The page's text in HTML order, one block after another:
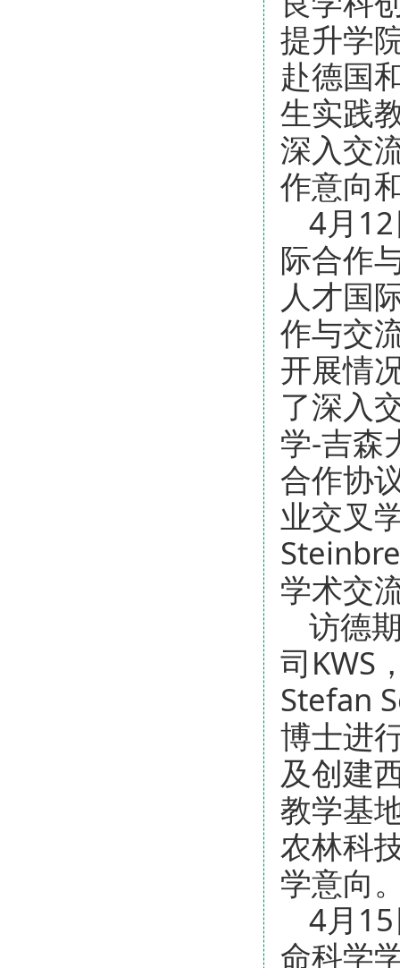
提升学
赴德国
生实践
深入交
作意向
4月
际合作
人才国
作与交
开展情
了深入
学-吉森
合作协
业交叉
学术交
访德
司KWS
Stefan
博士进
及创建
教学基
农林科
学意向
4月
命科学